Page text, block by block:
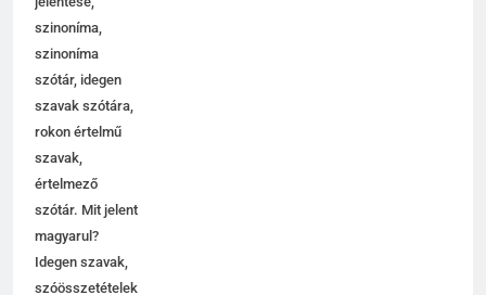
jelentése,
szinoníma,
szinoníma
szótár, idegen
szavak szótára,
rokon értelmű
szavak,
értelmező
szótár. Mit jelent
magyarul?
Idegen szavak,
5